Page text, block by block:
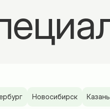
Новосибирск Казань